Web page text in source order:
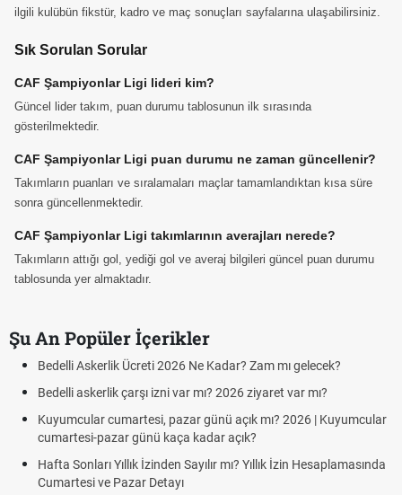
ilgili kulübün fikstür, kadro ve maç sonuçları sayfalarına ulaşabilirsiniz.
Sık Sorulan Sorular
CAF Şampiyonlar Ligi lideri kim?
Güncel lider takım, puan durumu tablosunun ilk sırasında
gösterilmektedir.
CAF Şampiyonlar Ligi puan durumu ne zaman güncellenir?
Takımların puanları ve sıralamaları maçlar tamamlandıktan kısa süre
sonra güncellenmektedir.
CAF Şampiyonlar Ligi takımlarının averajları nerede?
Takımların attığı gol, yediği gol ve averaj bilgileri güncel puan durumu
tablosunda yer almaktadır.
Şu An Popüler İçerikler
Bedelli Askerlik Ücreti 2026 Ne Kadar? Zam mı gelecek?
Bedelli askerlik çarşı izni var mı? 2026 ziyaret var mı?
Kuyumcular cumartesi, pazar günü açık mı? 2026 | Kuyumcular
cumartesi-pazar günü kaça kadar açık?
Hafta Sonları Yıllık İzinden Sayılır mı? Yıllık İzin Hesaplamasında
Cumartesi ve Pazar Detayı